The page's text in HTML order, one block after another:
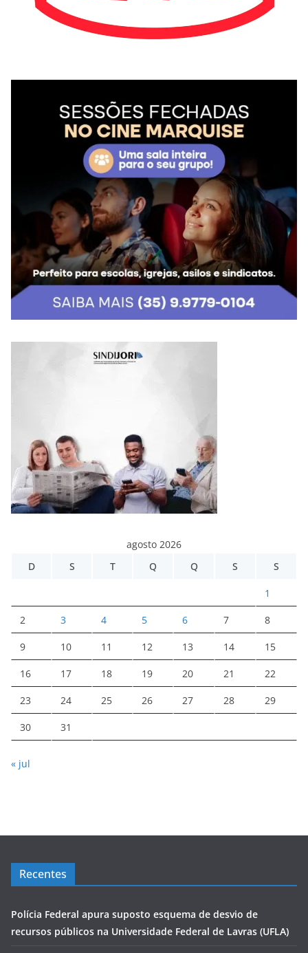
agosto 2026
D
S T Q Q S S
1
2 3 4 5 6 7 8
9 10 11 12 13 14 15
16 17 18 19 20 21 22
23 24 25 26 27 28 29
30 31
« jul
Recentes
Polícia Federal apura suposto esquema de desvio de
recursos públicos na Universidade Federal de Lavras (UFLA)